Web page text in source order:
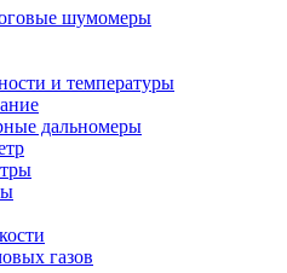
шумомеры
и температуры
дальномеры
газов